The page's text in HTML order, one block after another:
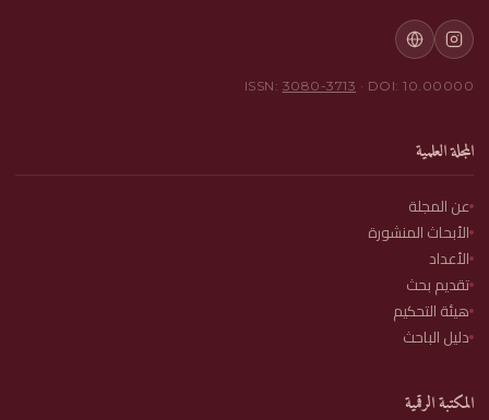
ISSN: 3080-3713 · DOI: 10.00000
المجلة العلمية
عن المجلة
الأبحاث المنشورة
الأعداد
تقديم بحث
هيئة التحكيم
دليل الباحث
المكتبة الرقمية